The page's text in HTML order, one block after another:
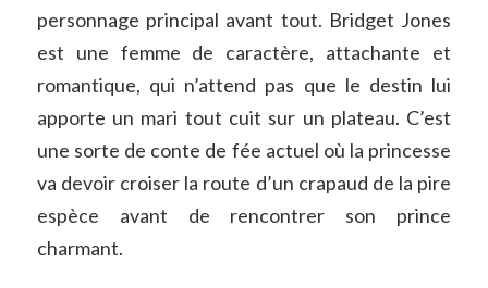
personnage principal avant tout. Bridget Jones
est une femme de caractère, attachante et
romantique, qui n’attend pas que le destin lui
apporte un mari tout cuit sur un plateau. C’est
une sorte de conte de fée actuel où la princesse
va devoir croiser la route d’un crapaud de la pire
espèce avant de rencontrer son prince
charmant.